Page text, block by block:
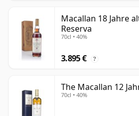
Macallan 18 Jahre
Reserva
70cl • 40%
3.895 € ?
The Macallan 12
70cl • 40%